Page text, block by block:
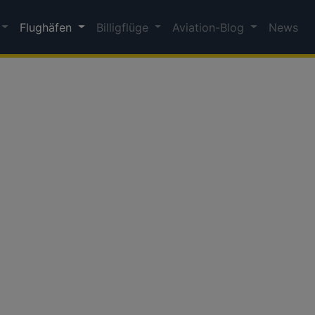
Flughäfen Billigflüge Aviation-Blog News